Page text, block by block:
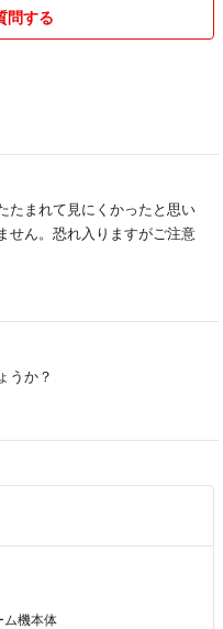
込みをいただいてから制作に取
入のお申し込みをお願いいたし
とんどが自宅保管のものです
かります。
絡をお願いいたします。
めてまいりますので、どうぞよ
問する
たまれて見にくかったと思い
せん。恐れ入りますがご注意
うか？
ム機本体